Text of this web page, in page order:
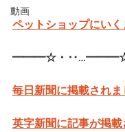
動画
ペットショップにい
━━━☆・
毎日新聞に掲載されま
英字新聞に記事が掲